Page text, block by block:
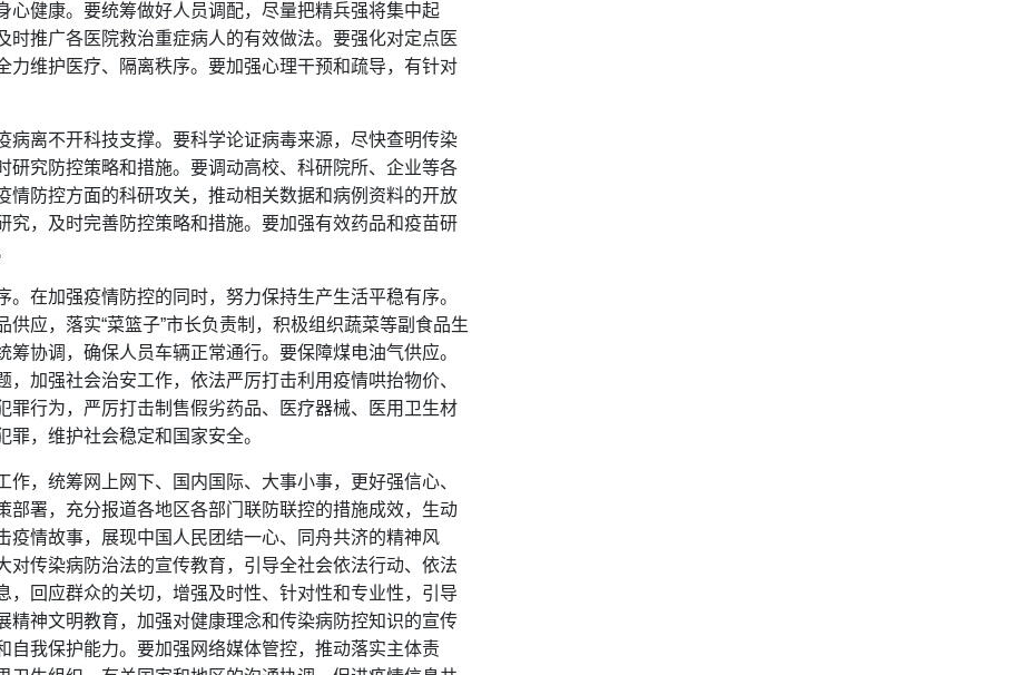
心健康。要统筹做好人员调配，尽量把精兵强将集中起
时推广各医院救治重症病人的有效做法。要强化对定点医
力维护医疗、隔离秩序。要加强心理干预和疏导，有针对
病离不开科技支撑。要科学论证病毒来源，尽快查明传染
研究防控策略和措施。要调动高校、科研院所、企业等各
情防控方面的科研攻关，推动相关数据和病例资料的开放
究，及时完善防控策略和措施。要加强有效药品和疫苗研
在加强疫情防控的同时，努力保持生产生活平稳有序。
应，落实“菜篮子”市长负责制，积极组织蔬菜等副食品生
协调，确保人员车辆正常通行。要保障煤电油气供应。
加强社会治安工作，依法严厉打击利用疫情哄抬物价、
罪行为，严厉打击制售假劣药品、医疗器械、医用卫生材
，维护社会稳定和国家安全。
，统筹网上网下、国内国际、大事小事，更好强信心、
部署，充分报道各地区各部门联防联控的措施成效，生动
疫情故事，展现中国人民团结一心、同舟共济的精神风
对传染病防治法的宣传教育，引导全社会依法行动、依法
，回应群众的关切，增强及时性、针对性和专业性，引导
精神文明教育，加强对健康理念和传染病防控知识的宣传
自我保护能力。要加强网络媒体管控，推动落实主体责